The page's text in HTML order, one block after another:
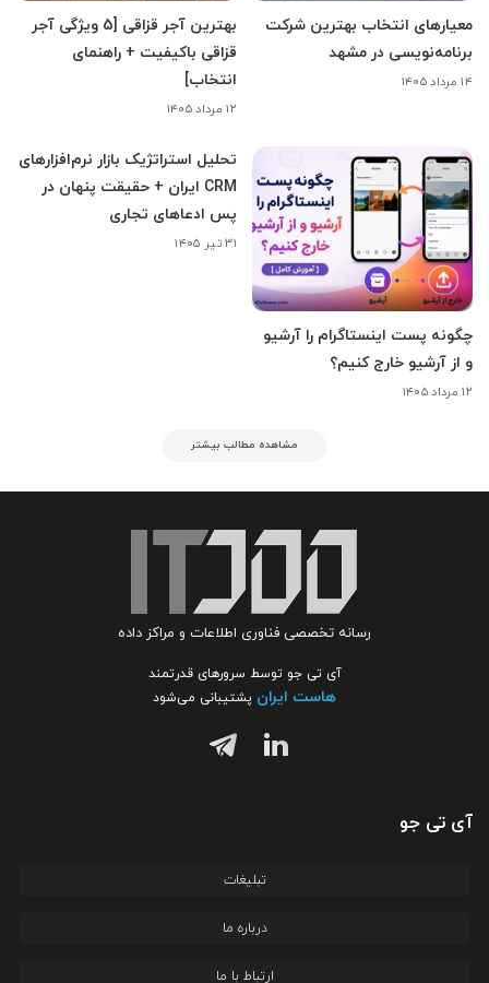
معیارهای انتخاب بهترین شرکت
برنامه‌نویسی در مشهد
۱۴ مرداد ۱۴۰۵
بهترین آجر قزاقی [5 ویژگی آجر
قزاقی باکیفیت + راهنمای
انتخاب]
۱۲ مرداد ۱۴۰۵
چگونه پست اینستاگرام را آرشیو
و از آرشیو خارج کنیم؟
۱۲ مرداد ۱۴۰۵
تحلیل استراتژیک بازار نرم‌افزارهای
CRM ایران + حقیقت پنهان در
پس ادعاهای تجاری
۳۱ تیر ۱۴۰۵
مشاهده مطالب بیشتر
رسانه تخصصی فناوری اطلاعات و مراکز داده
آی تی جو توسط سرورهای قدرتمند
هاست ایران پشتیبانی می‌شود
آی تی جو
تبلیغات
درباره ما
ارتباط با ما